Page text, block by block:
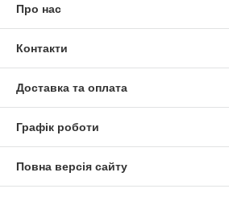
Про нас
Контакти
Доставка та оплата
Графік роботи
Повна версія сайту